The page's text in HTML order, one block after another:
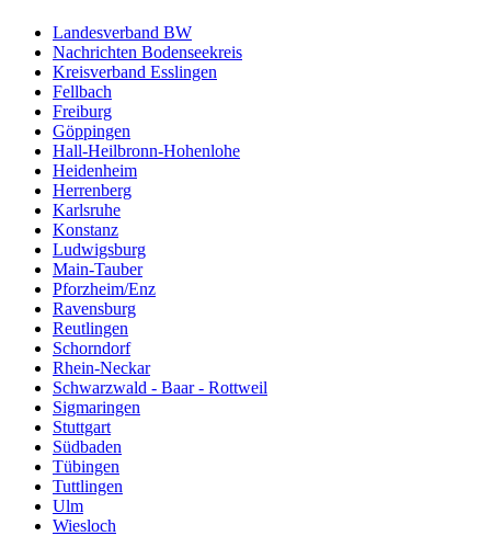
Landesverband BW
Nachrichten Bodenseekreis
Kreisverband Esslingen
Fellbach
Freiburg
Göppingen
Hall-Heilbronn-Hohenlohe
Heidenheim
Herrenberg
Karlsruhe
Konstanz
Ludwigsburg
Main-Tauber
Pforzheim/Enz
Ravensburg
Reutlingen
Schorndorf
Rhein-Neckar
Schwarzwald - Baar - Rottweil
Sigmaringen
Stuttgart
Südbaden
Tübingen
Tuttlingen
Ulm
Wiesloch